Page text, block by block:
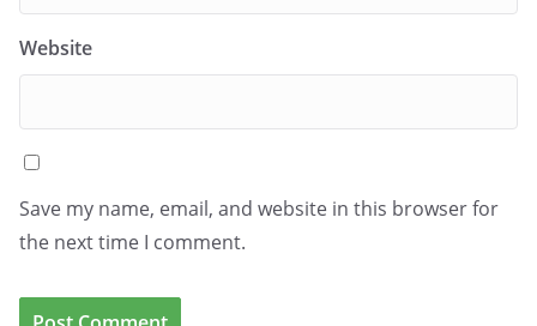
Website
Save my name, email, and website in this browser for
the next time I comment.